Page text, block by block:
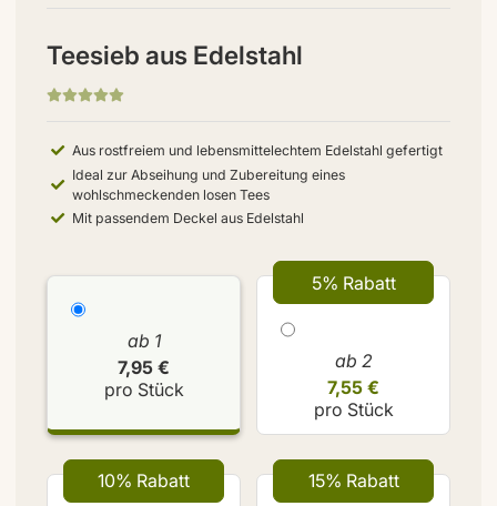
Teesieb aus Edelstahl
Aus rostfreiem und lebensmittelechtem Edelstahl gefertigt
Ideal zur Abseihung und Zubereitung eines
wohlschmeckenden losen Tees
Mit passendem Deckel aus Edelstahl
ab 1
7,95 €
pro Stück
5% Rabatt
ab 2
7,55 €
pro Stück
10% Rabatt 15% Rabatt